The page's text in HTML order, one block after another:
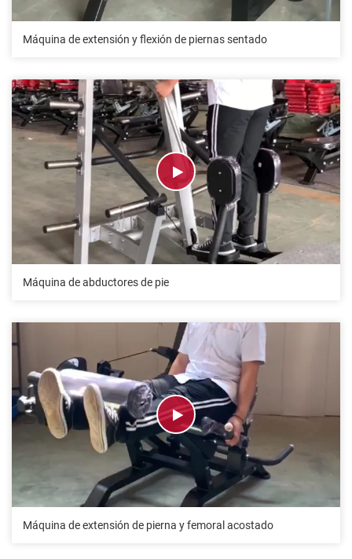
Máquina de extensión y flexión de piernas sentado
Máquina de abductores de pie
Máquina de extensión de pierna y femoral acostado